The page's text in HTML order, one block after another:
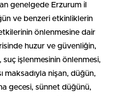
genelgede Erzurum il
ve benzeri etkinliklerin
önlenmesine dair
huzur ve güvenliğin,
suç işlenmesinin önlenmesi,
maksadıyla nişan, düğün,
gecesi, sünnet düğünü,